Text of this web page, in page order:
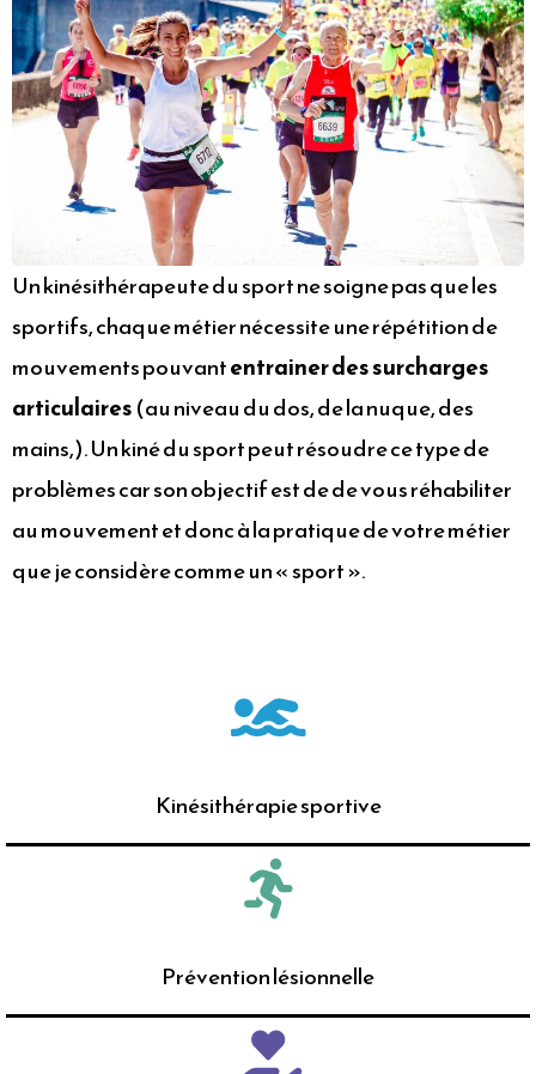
Un kinésithérapeute du sport ne soigne pas que les
sportifs, chaque métier nécessite une répétition de
mouvements pouvantentrainer des surcharges
articulaires(au niveau du dos, de la nuque, des
mains,). Un kiné du sport peut résoudre ce type de
problèmes car son objectif est de de vous réhabiliter
au mouvement et donc à la pratique de votre métier
que je considère comme un « sport ».
Kinésithérapie sportive
Prévention lésionnelle